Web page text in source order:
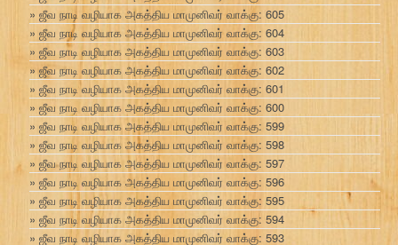
ஜீவ நாடி வழியாக அகத்திய மாமுனிவர் வாக்கு: 605
ஜீவ நாடி வழியாக அகத்திய மாமுனிவர் வாக்கு: 604
ஜீவ நாடி வழியாக அகத்திய மாமுனிவர் வாக்கு: 603
ஜீவ நாடி வழியாக அகத்திய மாமுனிவர் வாக்கு: 602
ஜீவ நாடி வழியாக அகத்திய மாமுனிவர் வாக்கு: 601
ஜீவ நாடி வழியாக அகத்திய மாமுனிவர் வாக்கு: 600
ஜீவ நாடி வழியாக அகத்திய மாமுனிவர் வாக்கு: 599
ஜீவ நாடி வழியாக அகத்திய மாமுனிவர் வாக்கு: 598
ஜீவ நாடி வழியாக அகத்திய மாமுனிவர் வாக்கு: 597
ஜீவ நாடி வழியாக அகத்திய மாமுனிவர் வாக்கு: 596
ஜீவ நாடி வழியாக அகத்திய மாமுனிவர் வாக்கு: 595
ஜீவ நாடி வழியாக அகத்திய மாமுனிவர் வாக்கு: 594
ஜீவ நாடி வழியாக அகத்திய மாமுனிவர் வாக்கு: 593